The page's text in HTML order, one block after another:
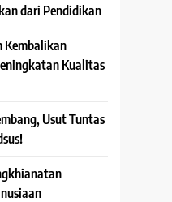
dari Pendidikan
Kembalikan
Kualitas
Usut Tuntas